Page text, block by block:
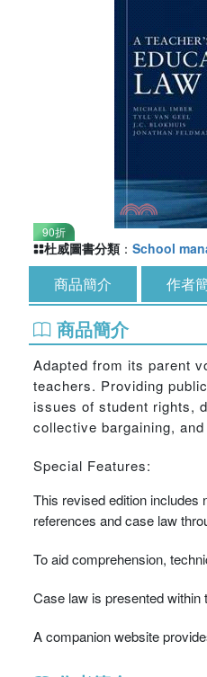
90折
杜威圖書分類 ： School
商品簡介 作者
商品簡介
Adapted from its parent
teachers. Providing
issues of student rights,
collective bargaining, and
Special Features:
This revised edition includes
references and case law
To aid comprehension,
Case law is presented
A companion website